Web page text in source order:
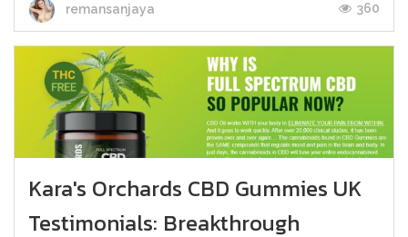
remansanjaya 360
Kara's Orchards CBD Gummies UK
Testimonials: Breakthrough